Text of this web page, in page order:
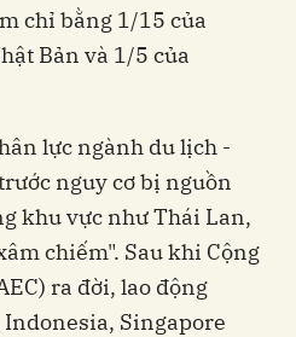
chỉ bằng 1/15 của
Bản và 1/5 của
lực ngành du lịch -
nguy cơ bị nguồn
khu vực như Thái Lan,
chiếm". Sau khi Cộng
ra đời, lao động
Singapore